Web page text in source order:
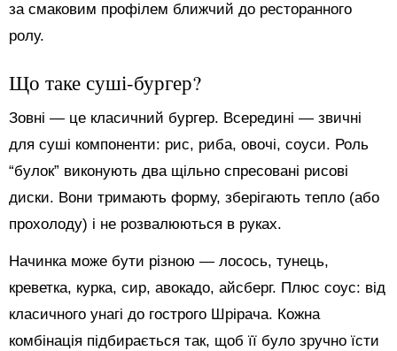
за смаковим профілем ближчий до ресторанного
ролу.
Що таке суші-бургер?
Зовні — це класичний бургер. Всередині — звичні
для суші компоненти: рис, риба, овочі, соуси. Роль
“булок” виконують два щільно спресовані рисові
диски. Вони тримають форму, зберігають тепло (або
прохолоду) і не розвалюються в руках.
Начинка може бути різною — лосось, тунець,
креветка, курка, сир, авокадо, айсберг. Плюс соус: від
класичного унагі до гострого Шрірача. Кожна
комбінація підбирається так, щоб її було зручно їсти